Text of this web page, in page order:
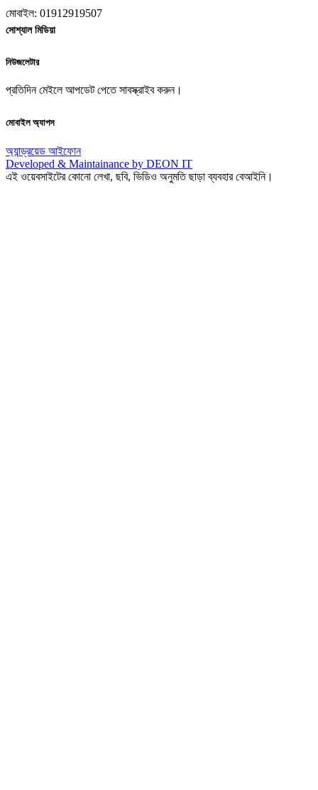
মোবাইল: 01912919507
সোশ্যাল মিডিয়া
নিউজলেটার
প্রতিদিন মেইলে আপডেট পেতে সাবস্ক্রাইব করুন।
মোবাইল অ্যাপস
অ্যান্ড্রয়েড আইফোন
Developed & Maintainance by DEON IT
এই ওয়েবসাইটের কোনো লেখা, ছবি, ভিডিও অনুমতি ছাড়া ব্যবহার বেআইনি।